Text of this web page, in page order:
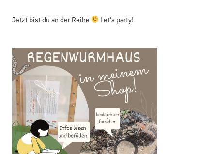
Jetzt bist du an der Reihe Let’s party!